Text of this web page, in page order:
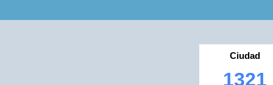
Ciudad
1321